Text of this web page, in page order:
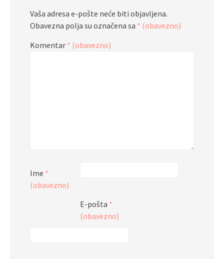
Vaša adresa e-pošte neće biti objavljena.
Obavezna polja su označena sa * (obavezno)
Komentar * (obavezno)
Ime *
(obavezno)
E-pošta *
(obavezno)